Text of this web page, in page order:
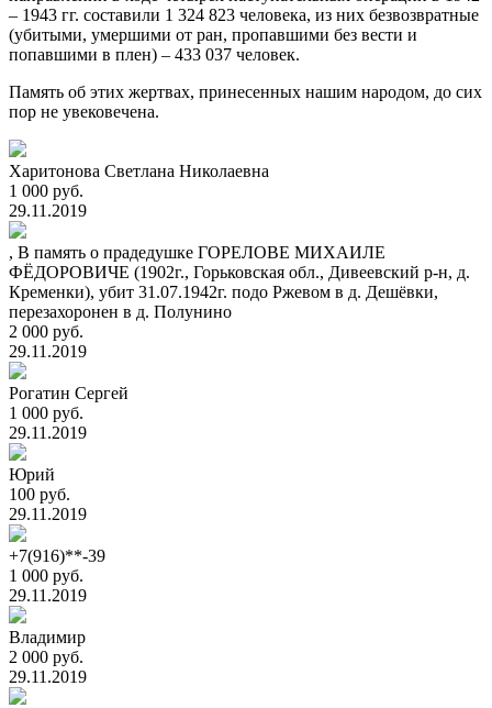
– 1943 гг. составили 1 324 823 человека, из них безвозвратные
(убитыми, умершими от ран, пропавшими без вести и
попавшими в плен) – 433 037 человек.
Память об этих жертвах, принесенных нашим народом, до сих
пор не увековечена.
Харитонова Светлана Николаевна
1 000 руб.
29.11.2019
, В память о прадедушке ГОРЕЛОВЕ МИХАИЛЕ
ФЁДОРОВИЧЕ (1902г., Горьковская обл., Дивеевский р-н, д.
Кременки), убит 31.07.1942г. подо Ржевом в д. Дешёвки,
перезахоронен в д. Полунино
2 000 руб.
29.11.2019
Рогатин Сергей
1 000 руб.
29.11.2019
Юрий
100 руб.
29.11.2019
+7(916)**-39
1 000 руб.
29.11.2019
Владимир
2 000 руб.
29.11.2019